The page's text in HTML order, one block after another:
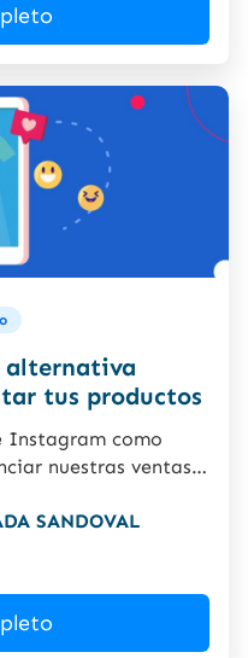
alternativa
tus productos
Instagram como
nuestras ventas a
SANDOVAL